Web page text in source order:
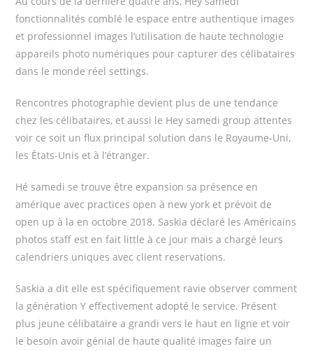
fonctionnalités comblé le espace entre authentique images
et professionnel images l’utilisation de haute technologie
appareils photo numériques pour capturer des célibataires
dans le monde réel settings.
Rencontres photographie devient plus de une tendance
chez les célibataires, et aussi le Hey samedi group attentes
voir ce soit un flux principal solution dans le Royaume-Uni,
les États-Unis et à l’étranger.
Hé samedi se trouve être expansion sa présence en
amérique avec practices open à new york et prévoit de
open up à la en octobre 2018. Saskia déclaré les Américains
photos staff est en fait little à ce jour mais a chargé leurs
calendriers uniques avec client reservations.
Saskia a dit elle est spécifiquement ravie observer comment
la génération Y effectivement adopté le service. Présent
plus jeune célibataire a grandi vers le haut en ligne et voir
le besoin avoir génial de haute qualité images faire un